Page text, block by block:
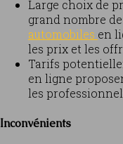
Large choix de
grand nombre
automobiles en
les prix et les
Tarifs
en ligne
les
Inconvénients